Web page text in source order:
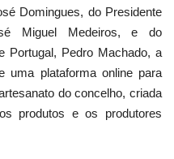
Domingues, do Presidente
Miguel Medeiros, e do
Portugal, Pedro Machado, a
uma plataforma online para
do concelho, criada
produtos e os produtores